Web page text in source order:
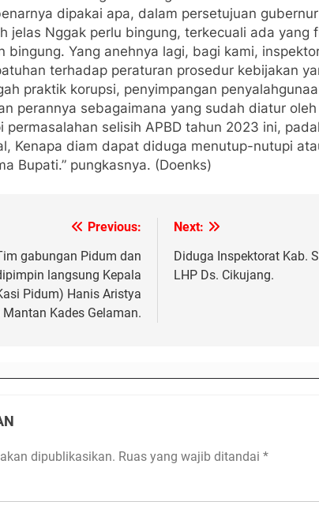
dipakai apa, dalam persetujuan
jelas Nggak perlu bingung, terkecuali ada yang
bingung. Yang anehnya lagi, bagi kami,
terhadap peraturan prosedur kebijakan
praktik korupsi, penyimpangan
perannya sebagaimana yang sudah diatur
selisih APBD tahun 2023 ini,
Kenapa diam dapat diduga menutup-nutupi
Bupati.” pungkasnya. (Doenks)
Previous:
gabungan Pidum dan
langsung Kepala
Pidum) Hanis Aristya
Kades Gelaman.
Next:
Diduga Inspektorat Kab.
LHP Ds. Cikujang.
dipublikasikan. Ruas yang wajib ditandai *